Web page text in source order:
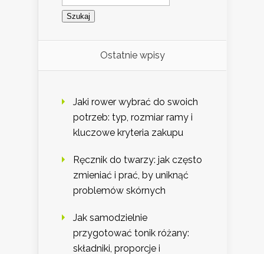
Ostatnie wpisy
Jaki rower wybrać do swoich
potrzeb: typ, rozmiar ramy i
kluczowe kryteria zakupu
Ręcznik do twarzy: jak często
zmieniać i prać, by uniknąć
problemów skórnych
Jak samodzielnie
przygotować tonik różany:
składniki, proporcje i